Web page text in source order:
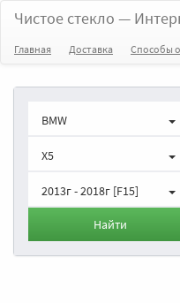
Чистое стекло —
Главная Доставка Способы
BMW
X5
2013г - 2018г [F15]
Найти